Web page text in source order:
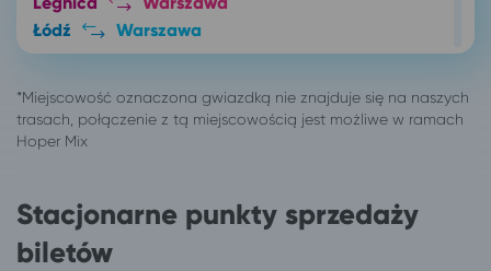
Łódź
Warszawa
Lublin
Warszawa
Nowy Tomyśl
Warszawa
Nysa
Ostrów Mazowiecka
Warszawa
Ostrów Wielkopolski
Stacjonarne punkty sprzedaży
biletów